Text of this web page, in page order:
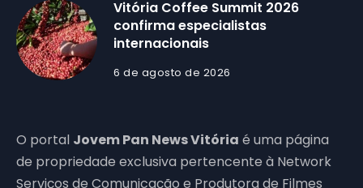
Vitória Coffee Summit 2026
confirma especialistas
internacionais
6 de agosto de 2026
O portal Jovem Pan News Vitória é uma página
de propriedade exclusiva pertencente à Network
Serviços de Comunicação e Produtora de Filmes